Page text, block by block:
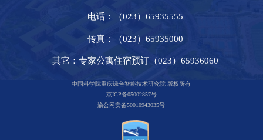
电话：（023）65935555
传真：（023）65935000
其它：专家公寓住宿预订（023）65936060
中国科学院重庆绿色智能技术研究院 版权所有
京ICP备05002857号
渝公网安备50010943035号